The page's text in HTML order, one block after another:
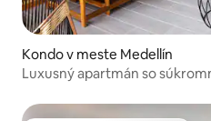
Kondo v meste Medellín
Luxusný apartmán so